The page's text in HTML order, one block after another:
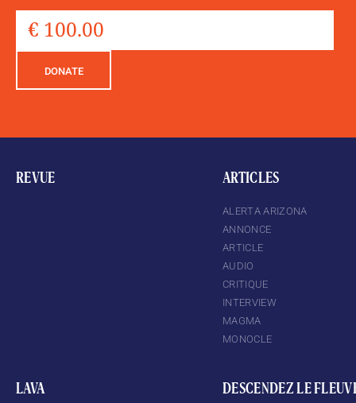
DONATE
REVUE ARTICLES
ALERTA ARIZONA
ANNONCE
ARTICLE
AUDIO
CRITIQUE
INTERVIEW
MAGMA
MONOCLE
LAVA DESCENDEZ LE